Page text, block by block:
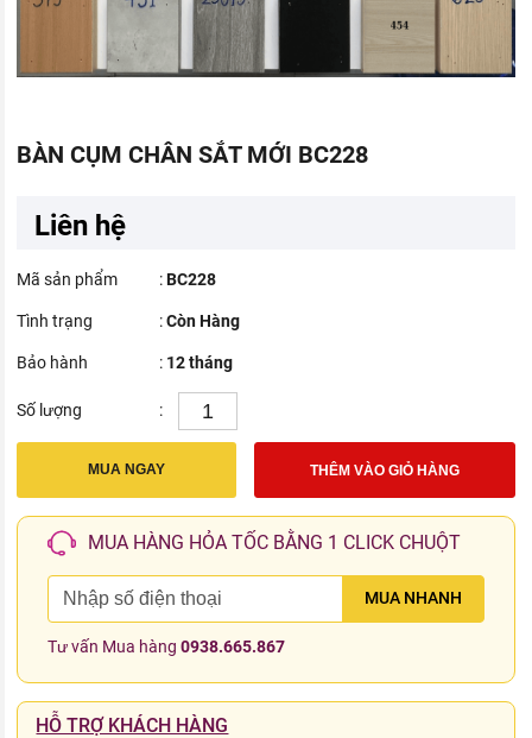
BÀN CỤM CHÂN SẮT MỚI BC228
Liên hệ
Mã sản phẩm :BC228
Tình trạng :Còn Hàng
Bảo hành : 12 tháng
Số lượng :
MUA NGAY THÊM VÀO GIỎ HÀNG
MUA HÀNG HỎA TỐC BẰNG 1 CLICK CHUỘT
MUA NHANH
Tư vấn Mua hàng0938.665.867
HỖ TRỢ KHÁCH HÀNG